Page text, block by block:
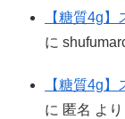
【糖質4g
に
【糖質4g
に 匿名 より